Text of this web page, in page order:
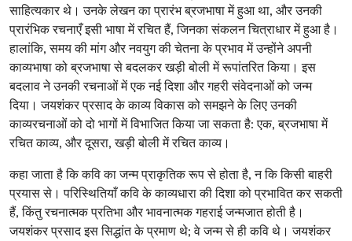
साहित्यकार थे। उनके लेखन का प्रारंभ ब्रजभाषा में हुआ था, और उनकी
प्रारंभिक रचनाएँ इसी भाषा में रचित हैं, जिनका संकलन चित्राधार में हुआ है।
हालांकि, समय की मांग और नवयुग की चेतना के प्रभाव में उन्होंने अपनी
काव्यभाषा को ब्रजभाषा से बदलकर खड़ी बोली में रूपांतरित किया। इस
बदलाव ने उनकी रचनाओं में एक नई दिशा और गहरी संवेदनाओं को जन्म
दिया। जयशंकर प्रसाद के काव्य विकास को समझने के लिए उनकी
काव्यरचनाओं को दो भागों में विभाजित किया जा सकता है: एक, ब्रजभाषा में
रचित काव्य, और दूसरा, खड़ी बोली में रचित काव्य।
कहा जाता है कि कवि का जन्म प्राकृतिक रूप से होता है, न कि किसी बाहरी
प्रयास से। परिस्थितियाँ कवि के काव्यधारा की दिशा को प्रभावित कर सकती
हैं, किंतु रचनात्मक प्रतिभा और भावनात्मक गहराई जन्मजात होती है।
जयशंकर प्रसाद इस सिद्धांत के प्रमाण थे; वे जन्म से ही कवि थे। जयशंकर